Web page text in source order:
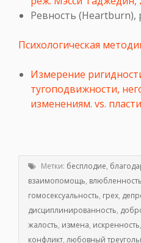
Ревность (Heartburn),
Психологическая
Измерение
тугоподвижности,
изменениям. vs.
Метки: бесплодие,
взаимопомощь, влюбленность
гомосексуальность, грех,
дисциплинированность,
жалость, измена, искренность,
конфликт, любовный